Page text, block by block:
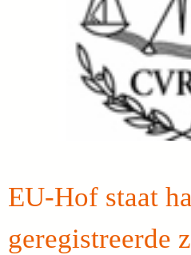
EU-Hof staat
geregistreerde